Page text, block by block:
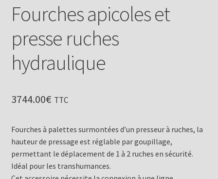
Fourches apicoles et
presse ruches
hydraulique
3744.00€ TTC
Fourches à palettes surmontées d’un presseur à ruches, la
hauteur de pressage est réglable par goupillage,
permettant le déplacement de 1 à 2 ruches en sécurité.
Idéal pour les transhumances.